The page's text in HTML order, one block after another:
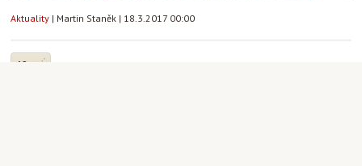
Aktuality | Martin Staněk | 18.3.2017 00:00
12